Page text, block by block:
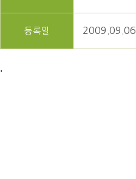
등록일 2009.09.06
.